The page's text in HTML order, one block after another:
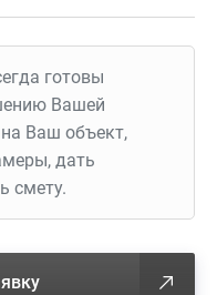
готовы
Вашей
Ваш объект,
дать
смету.